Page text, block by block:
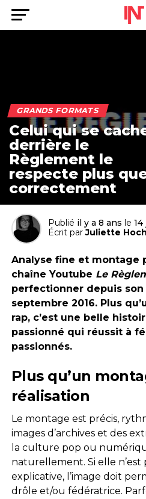
GRANDS FORMATS
Celui qui se
derrière le
Règlement le
respecte plus
correctement
Publié il y a 8 ans le 14
Écrit par Juliette
Analyse fine et montage
chaîne Youtube Le
perfectionner depuis
septembre 2016. Plus
rap, c’est une belle
passionné qui réussit à
passionnés.
Plus qu’un
réalisation
Le montage est précis,
images d’archives et des
la culture pop ou
naturellement. Si elle n’est
explicative, l’image doit
drôle et/ou fédératrice.